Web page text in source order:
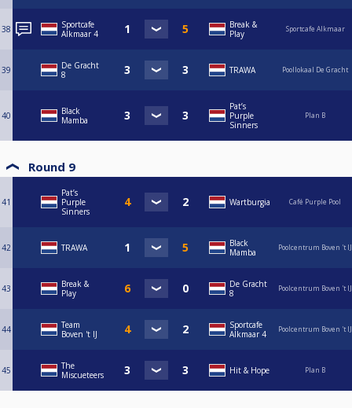
38
Sportcafe
Alkmaar 4
Break &
Play
Sportcafe Alkmaar
39
De Gracht
8
TRAWA Poollokaal De Gracht
40
Black
Mamba
Pat’s
Purple
Sinners
Plan B
Round 9
41
Pat’s
Purple
Sinners
Wartburgia Café Purple Pool
42 TRAWA
Black
Mamba
Poolcentrum Boven 't IJ
43
Break &
Play
De Gracht
8
Poolcentrum Boven 't IJ
44
Team
Boven 't IJ
Sportcafe
Alkmaar 4
Poolcentrum Boven 't IJ
45
The
Miscueteers
Hit & Hope Plan B